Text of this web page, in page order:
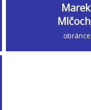
Marek
Mlčoch
obránce